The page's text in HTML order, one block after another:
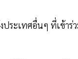
ประเทศอื่นๆ ที่เข้าร่